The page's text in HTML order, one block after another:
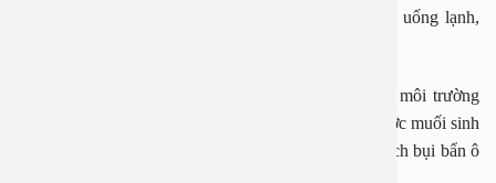
bức các mẹ không nên cho con sử dụng các loại đồ uống lạnh,
Sau một ngày làm việc bên ngoài hoặc tiếp xúc với môi trường
bên ngoài chúng ta cần vệ sinh tai mũi họng bằng nước muối sinh
lý súc họng rửa mũi và tai bằng nước muối để loại sạch bụi bẩn ô